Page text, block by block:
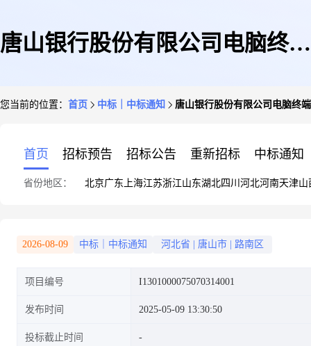
唐山银行股份有限公司电脑终端
您当前的位置： 首页 中标｜中标通知 唐山银行股份有限公司电脑终
首页 招标预告 招标公告 重新招标 中标通知
省份地区： 北京广东 上海江苏浙江山东湖北四川 河北河南天津山
2026-08-09 中标｜中标通知 河北省 唐山市 路南区
项目编号 I1301000075070314001
发布时间 2025-05-09 13:30:50
投标截止时间